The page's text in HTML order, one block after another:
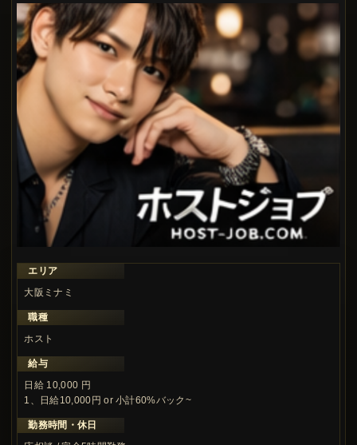
エリア
大阪ミナミ
職種
ホスト
給与
日給 10,000 円
1、日給10,000円 or 小計60%バック~
勤務時間・休日